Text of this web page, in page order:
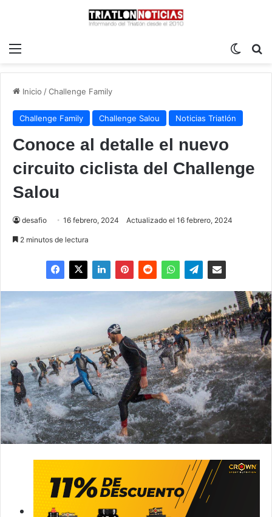
Inicio /Challenge Family
Challenge Family Challenge Salou Noticias Triatlón
Conoce al detalle el nuevo
circuito ciclista del Challenge
Salou
desafio 16 febrero, 2024 Actualizado el 16 febrero, 2024
2 minutos de lectura